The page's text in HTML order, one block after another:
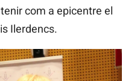
com a epicentre el
Ilerdencs.